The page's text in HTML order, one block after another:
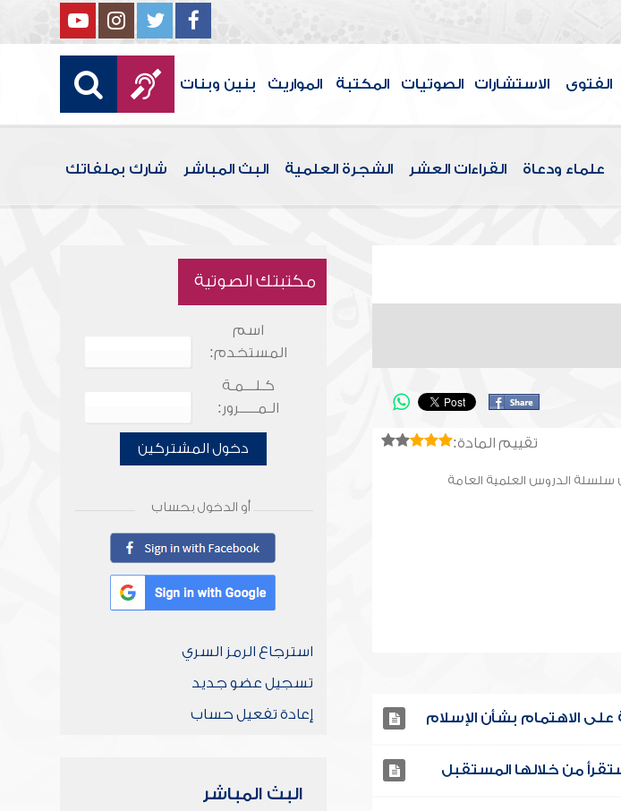
الفتوى الاستشارات الصوتيات المكتبة المواريث بنين وبنات
علماء ودعاة القراءات العشر الشجرة العلمية البث المباشر شارك بملفاتك
تقييم المادة:
مكتبتك الصوتية
اسم
المستخدم:
كـلـــمـة
الـمـــــرور:
دخول المشتركين
أو الدخول بحساب
استرجاع الرمز السري
تسجيل عضو جديد
إعادة تفعيل حساب
البث المباشر